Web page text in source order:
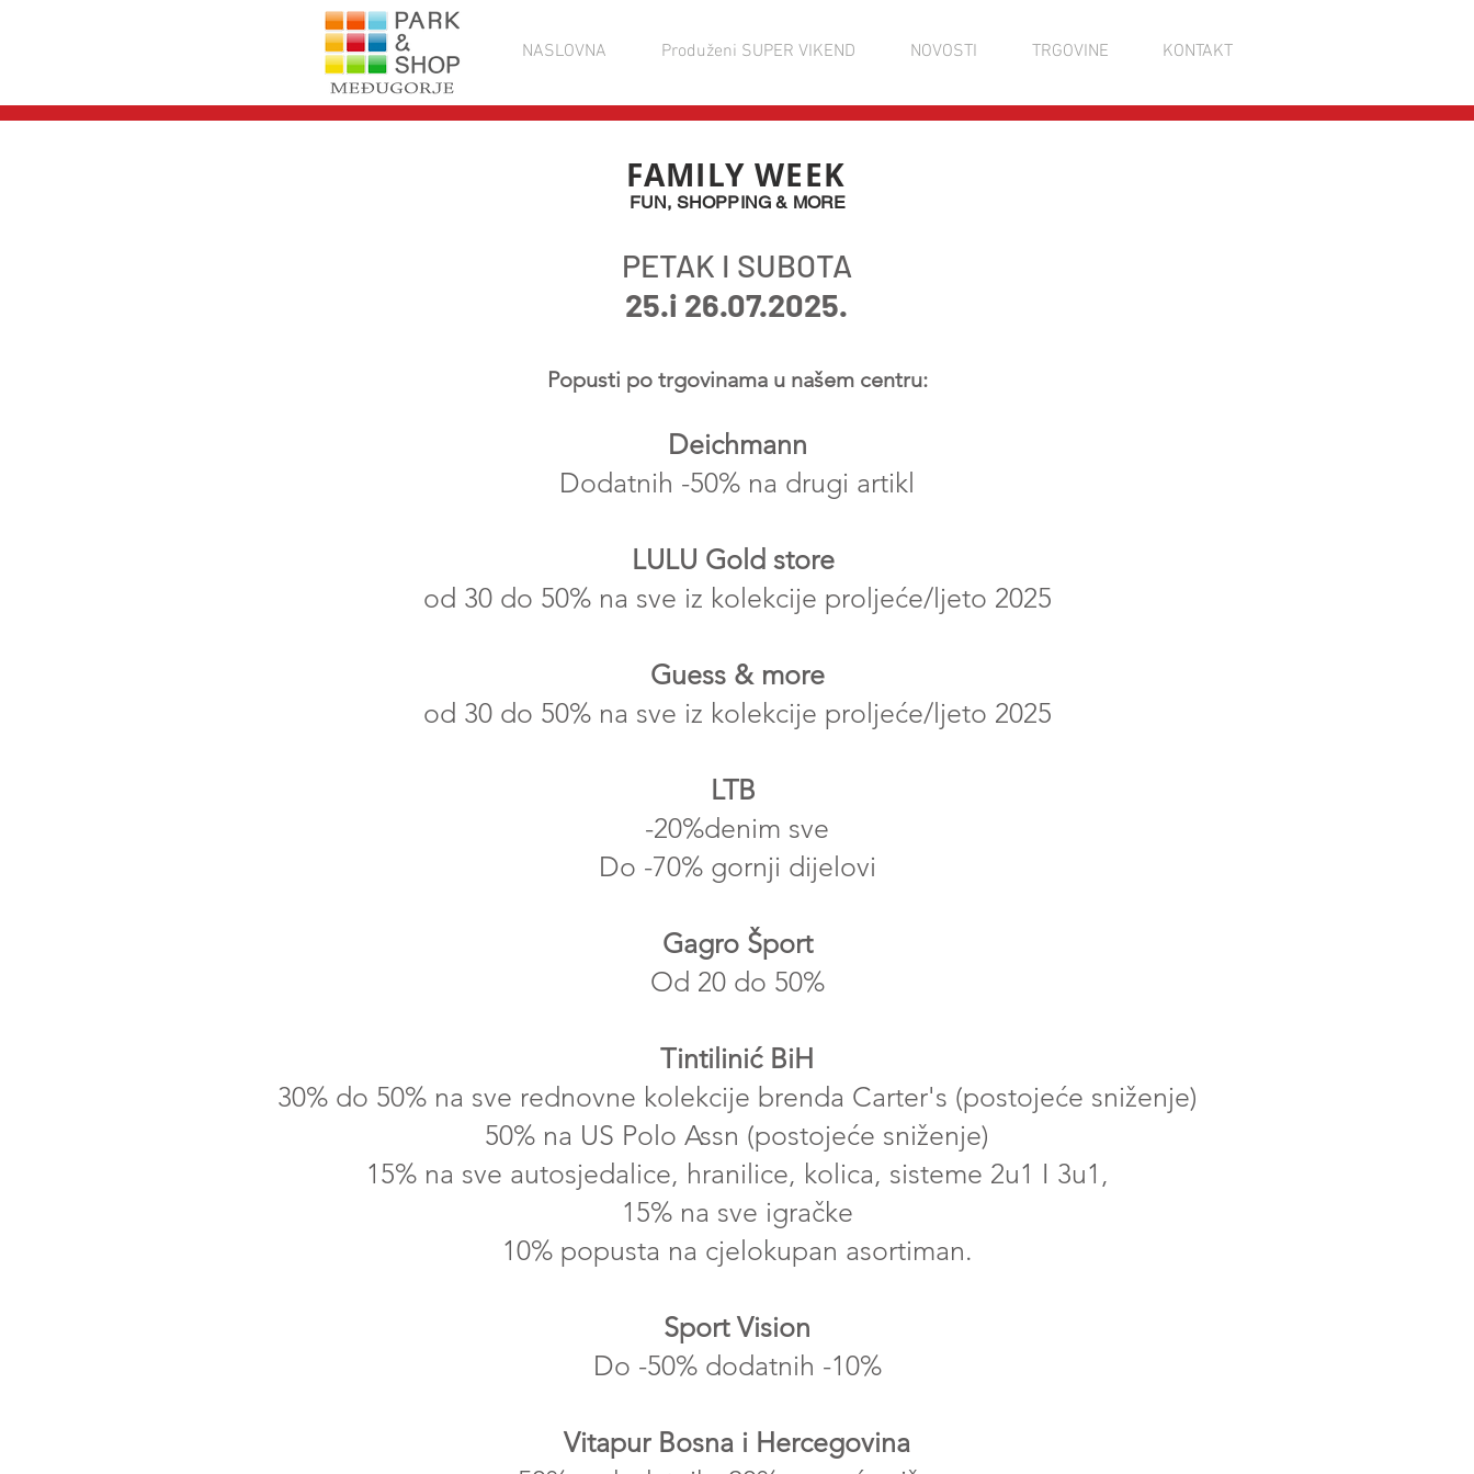
NASLOVNA Produženi SUPER VIKEND NOVOSTI TRGOVINE KONTAKT
FAMILY WEEK
FUN, SHOPPING & MORE
PETAK I SUBOTA
25.i 26.07.2025.
Popusti po trgovinama u našem centru:
Deichmann
Dodatnih -50% na drugi artikl
LULU Gold store
od 30 do 50% na sve iz kolekcije proljeće/ljeto 2025
Guess & more
od 30 do 50% na sve iz kolekcije proljeće/ljeto 2025
LTB ​
-20%denim sve
Do -70% gornji dijelovi
Gagro Šport
Od 20 do 50%
Tintilinić BiH
30% do 50% na sve rednovne kolekcije brenda Carter's (postojeće sniženje)
50% na US Polo Assn (postojeće sniženje)
15% na sve autosjedalice, hranilice, kolica, sisteme 2u1 I 3u1,
15% na sve igračke
10% popusta na cjelokupan asortiman.
Sport Vision
Do -50% dodatnih -10%
Vitapur Bosna i Hercegovina